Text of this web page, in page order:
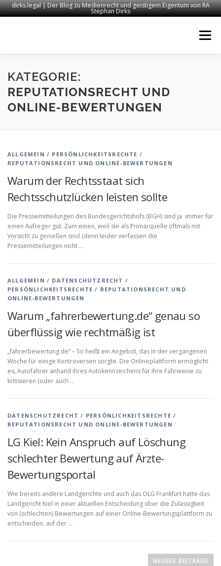
dirks.legal | Der Blog zu Medienrecht und geistigem Eigentum von RA
Stephan Dirks
Menü
START KONTAKT
MEDIEN IMPRESSUM
KATEGORIE:
REPUTATIONSRECHT UND
ONLINE-BEWERTUNGEN
ALLGEMEIN / PERSÖNLICHKEITSRECHTE /
REPUTATIONSRECHT UND ONLINE-BEWERTUNGEN
Warum der Rechtsstaat sich
Rechtsschutzlücken leisten sollte
Die Pressemitteilungen des Bundesgerichtshofs (BGH) sind ja immer für
einen Aufreger gut. Zum einen, weil sie als Primärquelle oftmals mit
Vorsicht zu genießen sind (denn leider verfassen die
Pressemitteilungen nicht …
ALLGEMEIN / DATENSCHUTZRECHT /
PERSÖNLICHKEITSRECHTE / REPUTATIONSRECHT UND
ONLINE-BEWERTUNGEN
Warum „fahrerbewertung.de“ genau so
überflüssig wie rechtmäßig ist
„fahrerbewertung.de“ – So heißt ein Angebot, das in der vergangenen
Woche für einige Kontroversen sorgte. Die Onlineplattform ermöglicht
es, Autofahrer anhand ihres Autokennzeichens für ihre Fahrweise zu
kritisieren (oder auch …
DATENSCHUTZRECHT / PERSÖNLICHKEITSRECHTE /
REPUTATIONSRECHT UND ONLINE-BEWERTUNGEN
LG Kiel: Kein Anspruch auf Löschung
schlechter Bewertung auf Ärzte-
Bewertungsportal
Wie bereits andere Landgerichte und auch das OLG Frankfurt hatte das
Landgericht Kiel in einer aktuellen Entscheidung über die Zulässigkeit
von (schlechten) Bewertungen auf einer Online-Bewertungsplattform zu
entscheiden, auf der …
NEUERE BEITRÄGE